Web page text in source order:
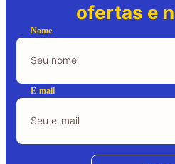
ofertas e
Nome
E-mail